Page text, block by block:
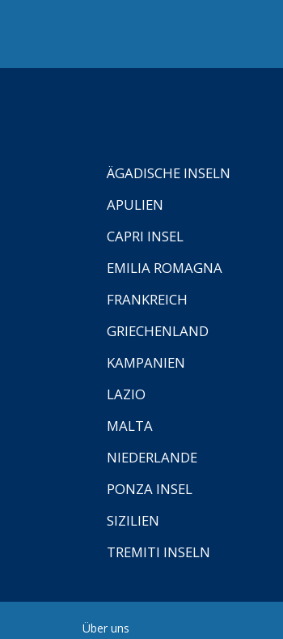
ÄGADISCHE INSELN
APULIEN
CAPRI INSEL
EMILIA ROMAGNA
FRANKREICH
GRIECHENLAND
KAMPANIEN
LAZIO
MALTA
NIEDERLANDE
PONZA INSEL
SIZILIEN
TREMITI INSELN
Über uns